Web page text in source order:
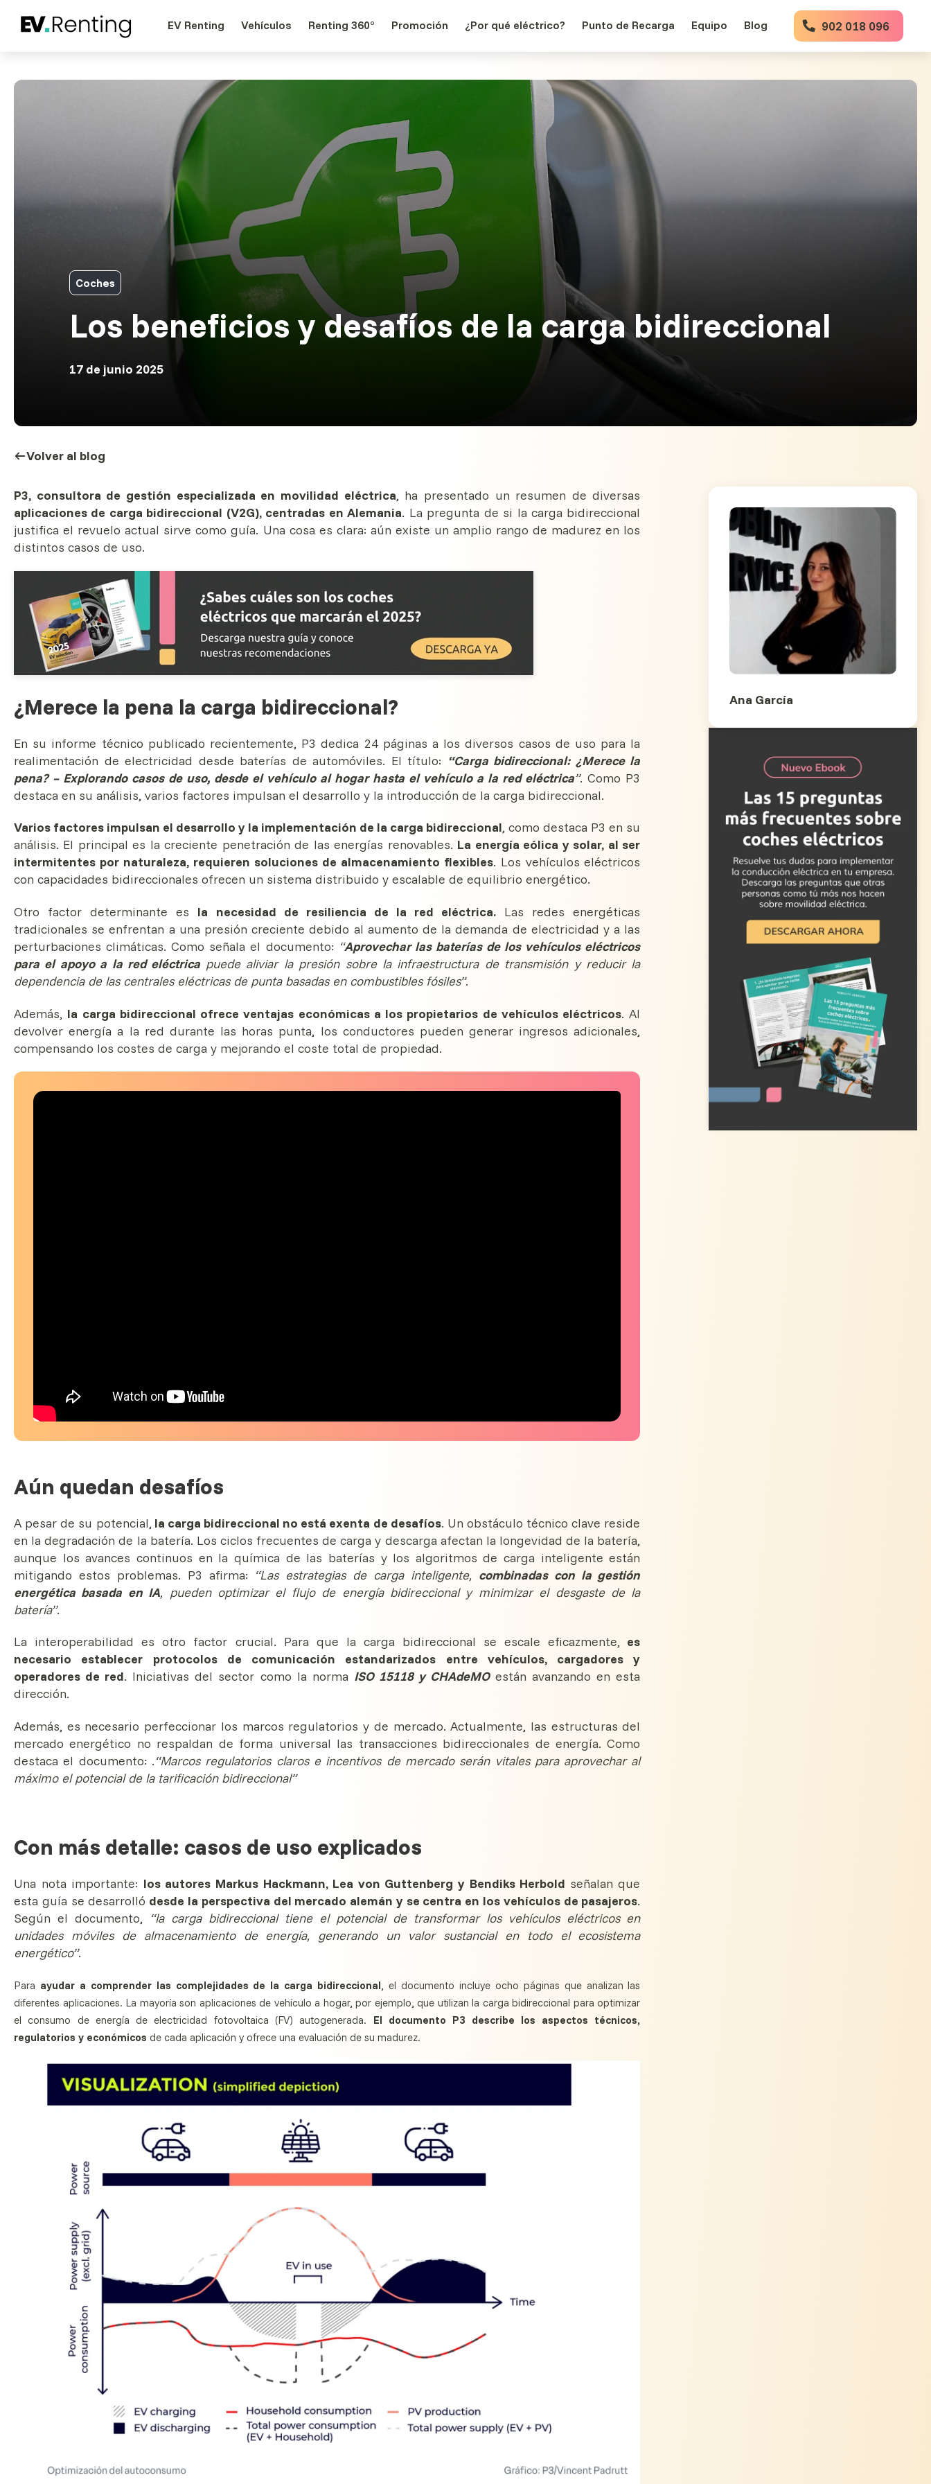
EV Renting Vehículos Renting 360° Promoción ¿Por qué eléctrico? Punto de Recarga Equipo Blog 902 018 096
Coches
Los beneficios y desafíos de la carga bidireccional
17 de junio 2025
Volver al blog
P3, consultora de gestión especializada en movilidad eléctrica, ha presentado un resumen de diversas
aplicaciones de carga bidireccional (V2G), centradas en Alemania. La pregunta de si la carga bidireccional
justifica el revuelo actual sirve como guía. Una cosa es clara: aún existe un amplio rango de madurez en los
distintos casos de uso.
¿Merece la pena la carga bidireccional?
En su informe técnico publicado recientemente, P3 dedica 24 páginas a los diversos casos de uso para la
realimentación de electricidad desde baterías de automóviles. El título: “Carga bidireccional: ¿Merece la
pena? – Explorando casos de uso, desde el vehículo al hogar hasta el vehículo a la red eléctrica”. Como P3
destaca en su análisis, varios factores impulsan el desarrollo y la introducción de la carga bidireccional.
Varios factores impulsan el desarrollo y la implementación de la carga bidireccional, como destaca P3 en su
análisis. El principal es la creciente penetración de las energías renovables. La energía eólica y solar, al ser
intermitentes por naturaleza, requieren soluciones de almacenamiento flexibles. Los vehículos eléctricos
con capacidades bidireccionales ofrecen un sistema distribuido y escalable de equilibrio energético.
Otro factor determinante es la necesidad de resiliencia de la red eléctrica. Las redes energéticas
tradicionales se enfrentan a una presión creciente debido al aumento de la demanda de electricidad y a las
perturbaciones climáticas. Como señala el documento: “Aprovechar las baterías de los vehículos eléctricos
para el apoyo a la red eléctrica puede aliviar la presión sobre la infraestructura de transmisión y reducir la
dependencia de las centrales eléctricas de punta basadas en combustibles fósiles”.
Además, la carga bidireccional ofrece ventajas económicas a los propietarios de vehículos eléctricos. Al
devolver energía a la red durante las horas punta, los conductores pueden generar ingresos adicionales,
compensando los costes de carga y mejorando el coste total de propiedad.
Aún quedan desafíos
A pesar de su potencial, la carga bidireccional no está exenta de desafíos. Un obstáculo técnico clave reside
en la degradación de la batería. Los ciclos frecuentes de carga y descarga afectan la longevidad de la batería,
aunque los avances continuos en la química de las baterías y los algoritmos de carga inteligente están
mitigando estos problemas. P3 afirma: “Las estrategias de carga inteligente, combinadas con la gestión
energética basada en IA, pueden optimizar el flujo de energía bidireccional y minimizar el desgaste de la
batería”.
La interoperabilidad es otro factor crucial. Para que la carga bidireccional se escale eficazmente, es
necesario establecer protocolos de comunicación estandarizados entre vehículos, cargadores y
operadores de red. Iniciativas del sector como la norma ISO 15118 y CHAdeMOestán avanzando en esta
dirección.
Además, es necesario perfeccionar los marcos regulatorios y de mercado. Actualmente, las estructuras del
mercado energético no respaldan de forma universal las transacciones bidireccionales de energía. Como
destaca el documento: .“Marcos regulatorios claros e incentivos de mercado serán vitales para aprovechar al
máximo el potencial de la tarificación bidireccional”
Con más detalle: casos de uso explicados
Una nota importante: los autores Markus Hackmann, Lea von Guttenberg y Bendiks Herbold señalan que
esta guía se desarrolló desde la perspectiva del mercado alemán y se centra en los vehículos de pasajeros.
Según el documento,
“la carga bidireccional tiene el potencial de transformar los vehículos eléctricos en
unidades móviles de almacenamiento de energía, generando un valor sustancial en todo el ecosistema
energético”.
Para ayudar a comprender las complejidades de la carga bidireccional, el documento incluye ocho páginas que analizan las
diferentes aplicaciones. La mayoría son aplicaciones de vehículo a hogar, por ejemplo, que utilizan la carga bidireccional para optimizar
el consumo de energía de electricidad fotovoltaica (FV) autogenerada. El documento P3 describe los aspectos técnicos,
regulatorios y económicos de cada aplicación y ofrece una evaluación de su madurez.
Ana García